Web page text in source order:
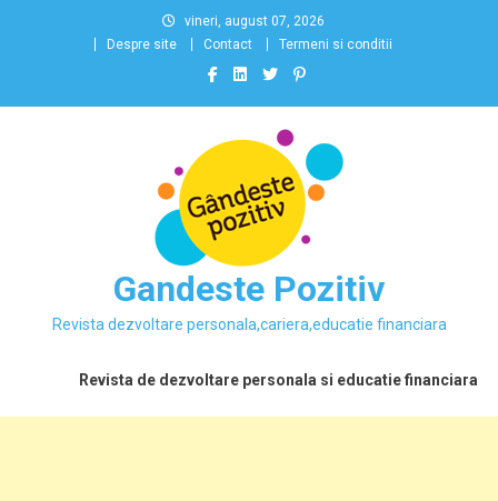
vineri, august 07, 2026
Despre site
Contact Termeni si conditii
Gandeste Pozitiv
Revista dezvoltare personala,cariera,educatie financiara
Revista de dezvoltare personala si educatie financiara